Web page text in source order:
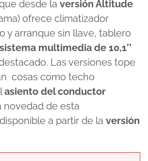
desde la versión Altitude
ofrece climatizador
y arranque sin llave, tablero
sistema multimedia de 10,1’’
Las versiones tope
cosas como techo
asiento del conductor
novedad de esta
a partir de la versión